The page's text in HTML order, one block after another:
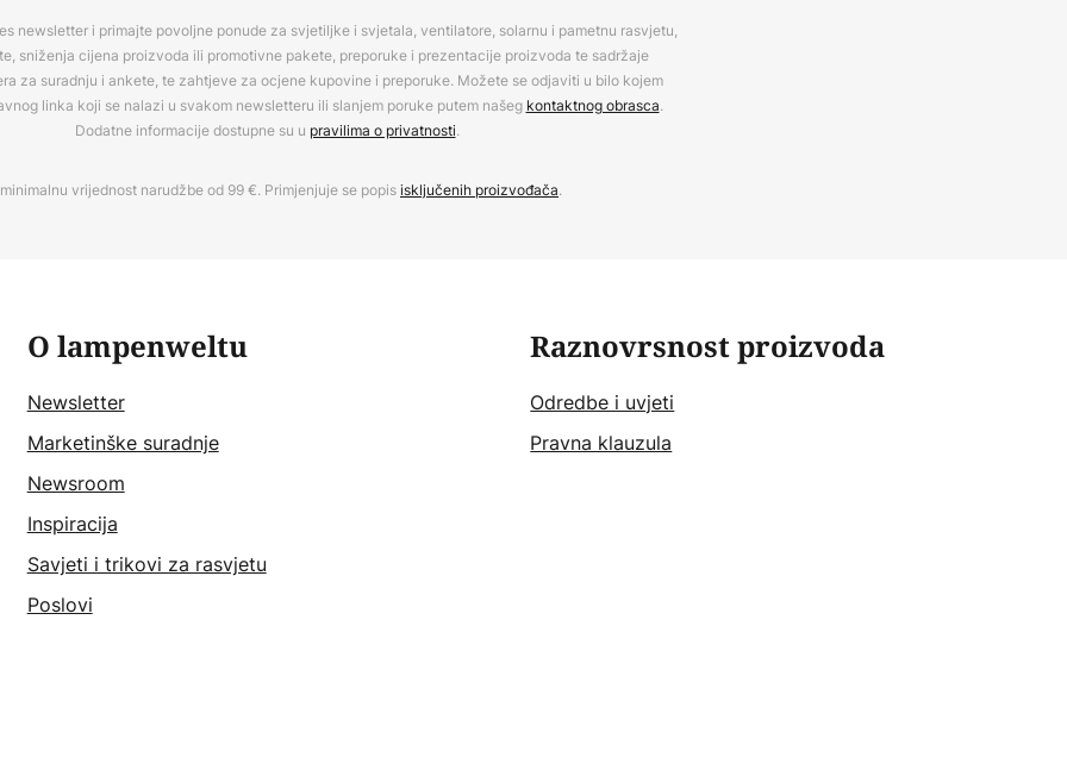
newsletter i primajte povoljne ponude za svjetiljke i svjetala, ventilatore, solarnu i pametnu rasvjetu,
sniženja cijena proizvoda ili promotivne pakete, preporuke i prezentacije proizvoda te sadržaje
za suradnju i ankete, te zahtjeve za ocjene kupovine i preporuke. Možete se odjaviti u bilo kojem
linka koji se nalazi u svakom newsletteru ili slanjem poruke putem našeg kontaktnog obrasca.
Dodatne informacije dostupne su u pravilima o privatnosti.
vrijednost narudžbe od 99 €. Primjenjuje se popisisključenih proizvođača.
O lampenweltu
Newsletter
Marketinške suradnje
Newsroom
Inspiracija
Savjeti i trikovi za rasvjetu
Poslovi
Raznovrsnost proizvoda
Odredbe i uvjeti
Pravna klauzula